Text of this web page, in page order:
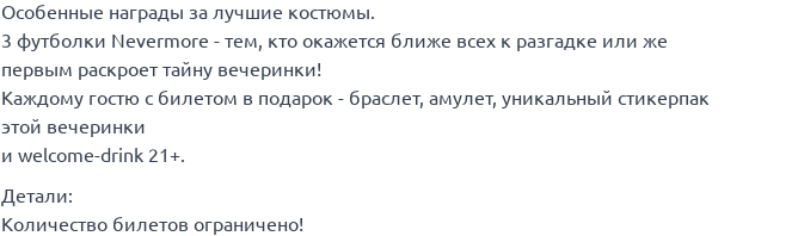
Особенные награды за лучшие костюмы.
3 футболки Nevermore - тем, кто окажется ближе всех к разгадке или же
первым раскроет тайну вечеринки!
Каждому гостю с билетом в подарок - браслет, амулет, уникальный стикерпак
этой вечеринки
и welcome-drink 21+.
Детали:
Количество билетов ограничено!